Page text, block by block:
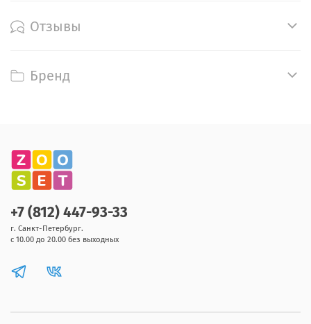
Отзывы
Бренд
+7 (812) 447-93-33
г. Санкт-Петербург.
с 10.00 до 20.00 без выходных